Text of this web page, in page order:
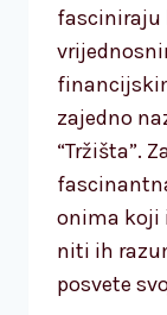
fasciniraju
zajedno
“Tržišta”.
onima koji
niti ih
posvete